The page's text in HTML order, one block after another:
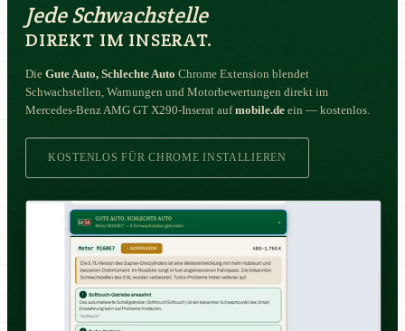
Jede Schwachstelle
DIREKT IM INSERAT.
Die Gute Auto, Schlechte Auto Chrome Extension blendet
Schwachstellen, Warnungen und Motorbewertungen direkt im
Mercedes-Benz AMG GT X290-Inserat aufmobile.de ein — kostenlos.
KOSTENLOS FÜR CHROME INSTALLIEREN